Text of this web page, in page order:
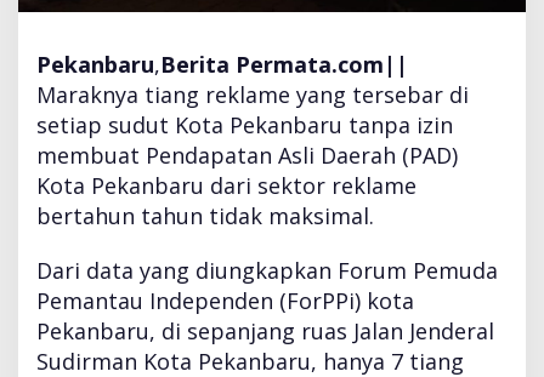
B
r
i
z
i
n
!
!
F
r
P
P
i
Pekanbaru,Berita Permata.com||
Maraknya tiang reklame yang tersebar di
setiap sudut Kota Pekanbaru tanpa izin
membuat Pendapatan Asli Daerah (PAD)
Kota Pekanbaru dari sektor reklame
bertahun tahun tidak maksimal.
Dari data yang diungkapkan Forum Pemuda
Pemantau Independen (ForPPi) kota
Pekanbaru, di sepanjang ruas Jalan Jenderal
Sudirman Kota Pekanbaru, hanya 7 tiang